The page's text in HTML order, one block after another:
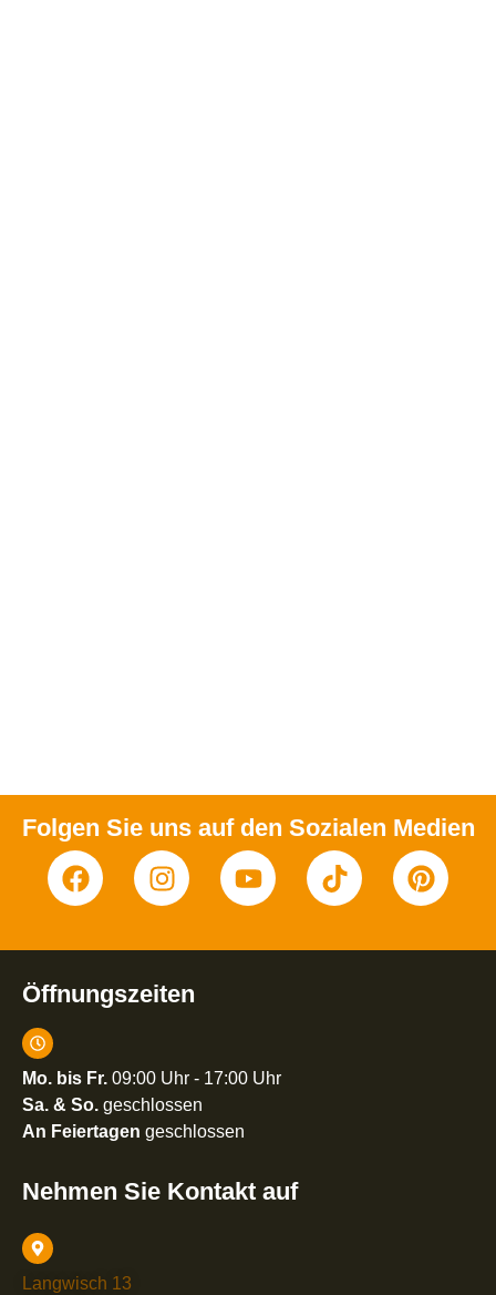
Folgen Sie uns auf den Sozialen Medien
Öffnungszeiten
Mo. bis Fr. 09:00 Uhr - 17:00 Uhr
Sa. & So. geschlossen
An Feiertagen geschlossen
Nehmen Sie Kontakt auf
Langwisch 13